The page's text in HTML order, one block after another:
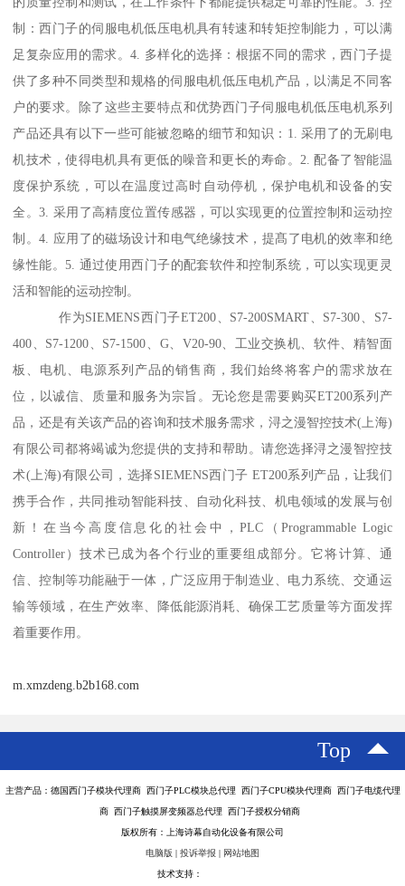
制：西门子的伺服电机低压电机具有转速和转矩控制能力，可以满
足复杂应用的需求。4. 多样化的选择：根据不同的需求，西门子提
供了多种不同类型和规格的伺服电机低压电机产品，以满足不同客
户的要求。除了这些主要特点和优势西门子伺服电机低压电机系列
产品还具有以下一些可能被忽略的细节和知识：1. 采用了的无刷电
机技术，使得电机具有更低的噪音和更长的寿命。2. 配备了智能温
度保护系统，可以在温度过高时自动停机，保护电机和设备的安
全。3. 采用了高精度位置传感器，可以实现更的位置控制和运动控
制。4. 应用了的磁场设计和电气绝缘技术，提髙了电机的效率和绝
缘性能。5. 通过使用西门子的配套软件和控制系统，可以实现更灵
活和智能的运动控制。
作为SIEMENS西门子ET200、S7-200SMART、S7-300、S7-
400、S7-1200、S7-1500、G、V20-90、工业交换机、软件、精智面
板、电机、电源系列产品的销售商，我们始终将客户的需求放在
位，以诚信、质量和服务为宗旨。无论您是需要购买ET200系列产
品，还是有关该产品的咨询和技术服务需求，浔之漫智控技术(上海)
有限公司都将竭诚为您提供的支持和帮助。请您选择浔之漫智控技
术(上海)有限公司，选择SIEMENS西门子 ET200系列产品，让我们
携手合作，共同推动智能科技、自动化科技、机电领域的发展与创
新！在当今高度信息化的社会中，PLC（Programmable Logic
Controller）技术已成为各个行业的重要组成部分。它将计算、通
信、控制等功能融于一体，广泛应用于制造业、电力系统、交通运
输等领域，在生产效率、降低能源消耗、确保工艺质量等方面发挥
着重要作用。
m.xmzdeng.b2b168.com
Top
主营产品：德国西门子模块代理商 西门子PLC模块总代理 西门子CPU模块代理商 西门子电缆代理
商 西门子触摸屏变频器总代理 西门子授权分销商
版权所有：上海诗幕自动化设备有限公司
电脑版 | 投诉举报 | 网站地图
技术支持：